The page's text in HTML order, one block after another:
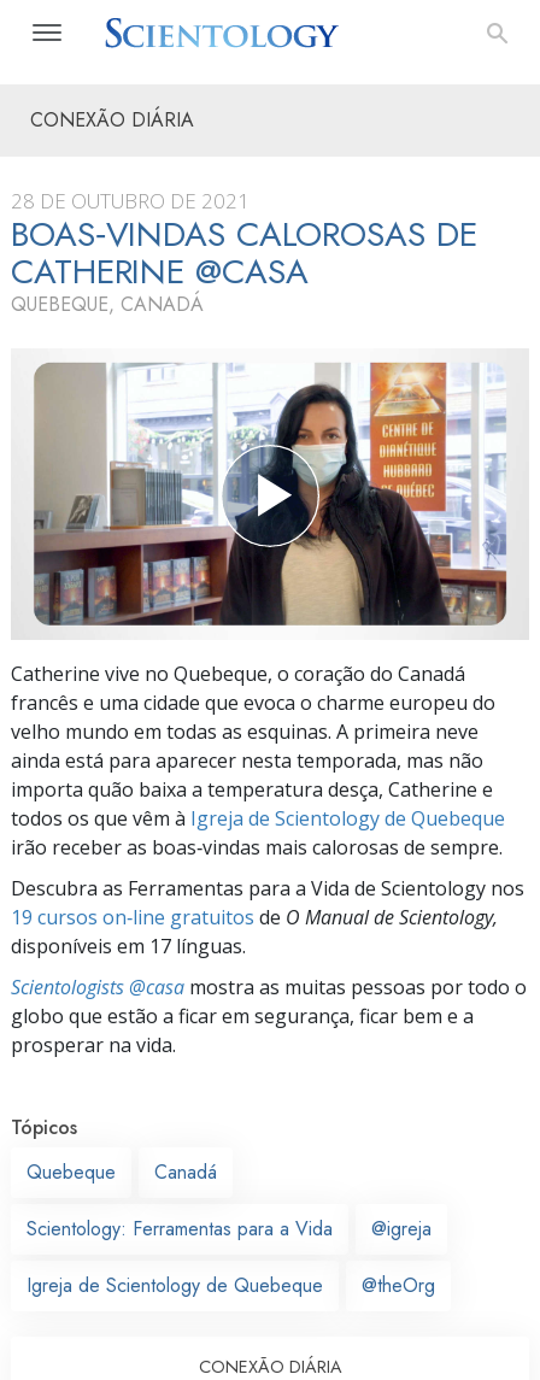
CONEXÃO DIÁRIA
28 DE OUTUBRO DE 2021
BOAS‑VINDAS CALOROSAS DE
CATHERINE @CASA
QUEBEQUE, CANADÁ
Catherine vive no Quebeque, o coração do Canadá
francês e uma cidade que evoca o charme europeu do
velho mundo em todas as esquinas. A primeira neve
ainda está para aparecer nesta temporada, mas não
importa quão baixa a temperatura desça, Catherine e
todos os que vêm à Igreja de Scientology de Quebeque
irão receber as boas‑vindas mais calorosas de sempre.
Descubra as Ferramentas para a Vida de Scientology nos
19 cursos on‑line gratuitos de O Manual de Scientology,
disponíveis em 17 línguas.
Scientologists @casa mostra as muitas pessoas por todo o
globo que estão a ficar em segurança, ficar bem e a
prosperar na vida.
Tópicos
Quebeque
Canadá
Scientology: Ferramentas para a Vida @igreja
Igreja de Scientology de Quebeque @theOrg
CONEXÃO DIÁRIA